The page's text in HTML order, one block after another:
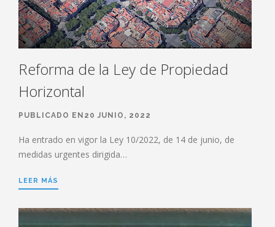
Reforma de la Ley de Propiedad
Horizontal
PUBLICADO EN20 JUNIO, 2022
Ha entrado en vigor la Ley 10/2022, de 14 de junio, de
medidas urgentes dirigida…
LEER MÁS